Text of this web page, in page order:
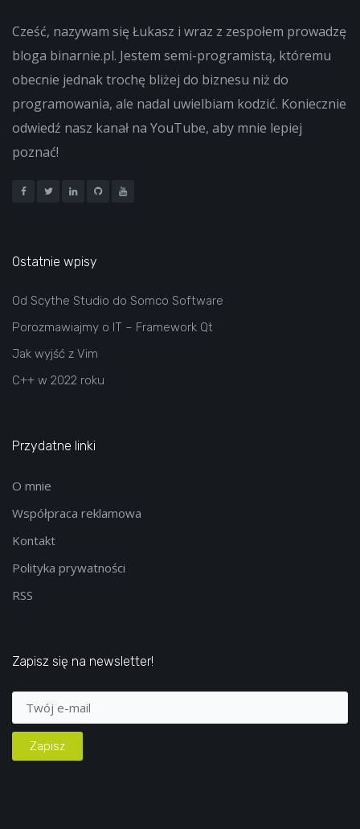
Cześć, nazywam się Łukasz i wraz z zespołem prowadzę
bloga binarnie.pl. Jestem semi-programistą, któremu
obecnie jednak trochę bliżej do biznesu niż do
programowania, ale nadal uwielbiam kodzić. Koniecznie
odwiedź nasz kanał na YouTube, aby mnie lepiej
poznać!
Ostatnie wpisy
Od Scythe Studio do Somco Software
Porozmawiajmy o IT – Framework Qt
Jak wyjść z Vim
C++ w 2022 roku
Przydatne linki
O mnie
Współpraca reklamowa
Kontakt
Polityka prywatności
RSS
Zapisz się na newsletter!